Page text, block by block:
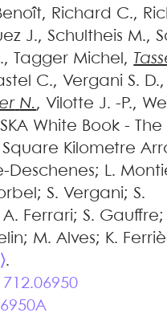
, Richard C.,
J.,Schultheis M.,
, Tagger Michel ,
C., Vergani S. D.,
N., Vilotte J. -P.,
White Book - The
Kilometre
Deschenes; L.
S. Vergani; S.
Ferrari; S. Gauffre;
M. Alves; K.
.